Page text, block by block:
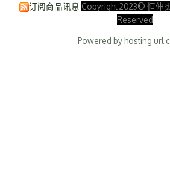
订阅商品讯息 Copyright 2023© 恒伸
Reserved
Powered by